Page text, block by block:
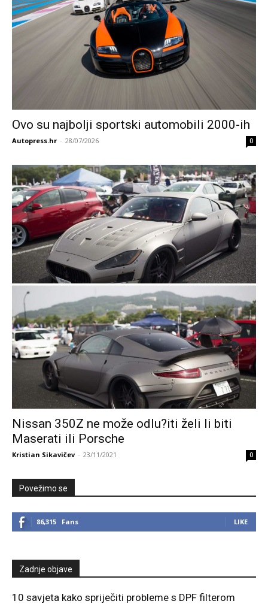
Ovo su najbolji sportski automobili 2000-ih
Autopress.hr - 28/07/2026 0
Nissan 350Z ne može odlu?iti želi li biti
Maserati ili Porsche
Kristian Sikavičev - 23/11/2021 0
Povežimo se
86,315 Fans LIKE
Zadnje objave
10 savjeta kako spriječiti probleme s DPF filterom